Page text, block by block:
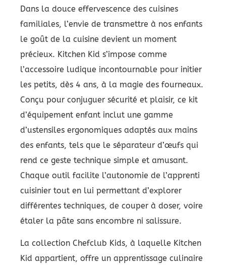
Dans la douce effervescence des cuisines
familiales, l’envie de transmettre à nos enfants
le goût de la cuisine devient un moment
précieux. Kitchen Kid s’impose comme
l’accessoire ludique incontournable pour initier
les petits, dès 4 ans, à la magie des fourneaux.
Conçu pour conjuguer sécurité et plaisir, ce kit
d’équipement enfant inclut une gamme
d’ustensiles ergonomiques adaptés aux mains
des enfants, tels que le séparateur d’œufs qui
rend ce geste technique simple et amusant.
Chaque outil facilite l’autonomie de l’apprenti
cuisinier tout en lui permettant d’explorer
différentes techniques, de couper à doser, voire
étaler la pâte sans encombre ni salissure.
La collection Chefclub Kids, à laquelle Kitchen
Kid appartient, offre un apprentissage culinaire